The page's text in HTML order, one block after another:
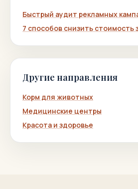
Быстрый аудит рекламных
7 способов снизить стоимость
Другие направления
Корм для животных
Медицинские центры
Красота и здоровье